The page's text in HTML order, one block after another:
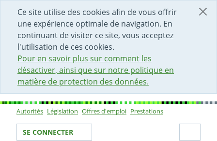
Ce site utilise des cookies afin de vous offrir
une expérience optimale de navigation. En
continuant de visiter ce site, vous acceptez
l'utilisation de ces cookies.
Pour en savoir plus sur comment les
désactiver, ainsi que sur notre politique en
matière de protection des données.
DÉBUT DU CONTENU DE LA PAGE
ACCÈS AU CHAMP DE RECHERCHE
PAGE D'ACCUEIL
FORMULAIRE DE CONTACT
Sous-navigation
Autorités Législation Offres d'emploi Prestations
Votre identité
SE CONNECTER